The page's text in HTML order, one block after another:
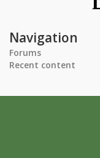
Navigation
Forums
Recent content